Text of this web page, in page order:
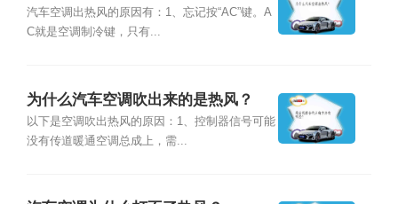
汽车空调出热风的原因有：1、忘记按“AC”键。A
C就是空调制冷键，只有...
为什么汽车空调吹出来的是热风？
以下是空调吹出热风的原因：1、控制器信号可能
没有传道暖通空调总成上，需...